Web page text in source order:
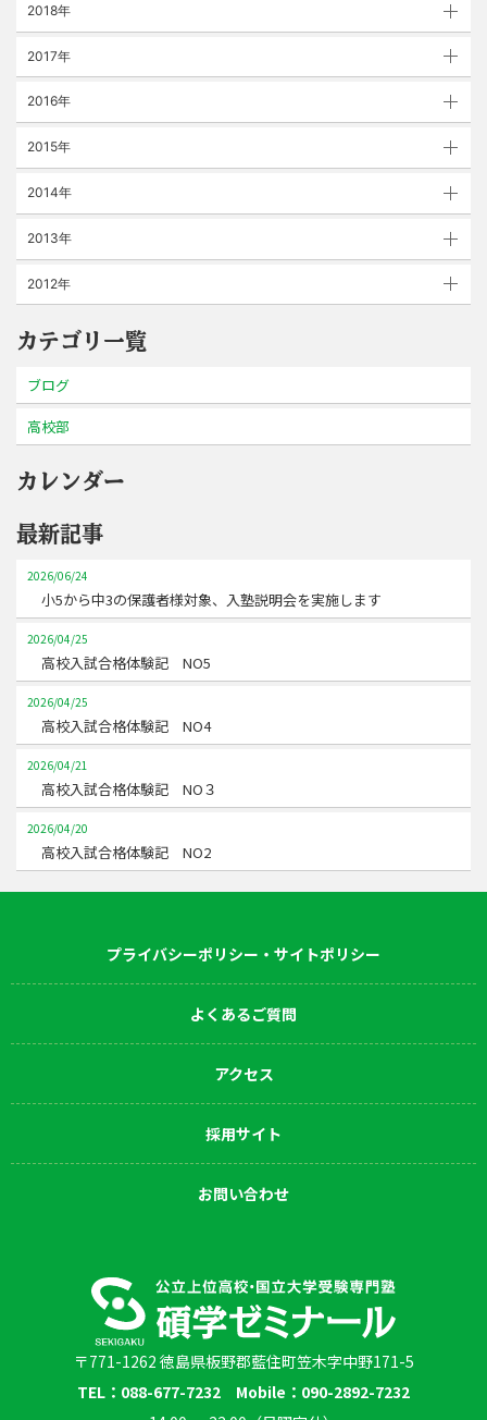
2018年
2017年
2016年
2015年
2014年
2013年
2012年
カテゴリ一覧
ブログ
高校部
カレンダー
最新記事
2026/06/24
小5から中3の保護者様対象、入塾説明会を実施します
2026/04/25
高校入試合格体験記 NO5
2026/04/25
高校入試合格体験記 NO4
2026/04/21
高校入試合格体験記 NO３
2026/04/20
高校入試合格体験記 NO2
プライバシーポリシー・サイトポリシー
よくあるご質問
アクセス
採用サイト
お問い合わせ
〒771-1262 徳島県板野郡藍住町笠木字中野171-5
TEL：088-677-7232 Mobile：090-2892-7232